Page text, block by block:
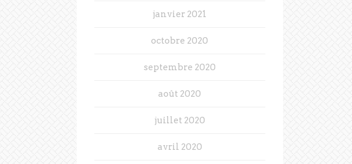
janvier 2021
octobre 2020
septembre 2020
août 2020
juillet 2020
avril 2020